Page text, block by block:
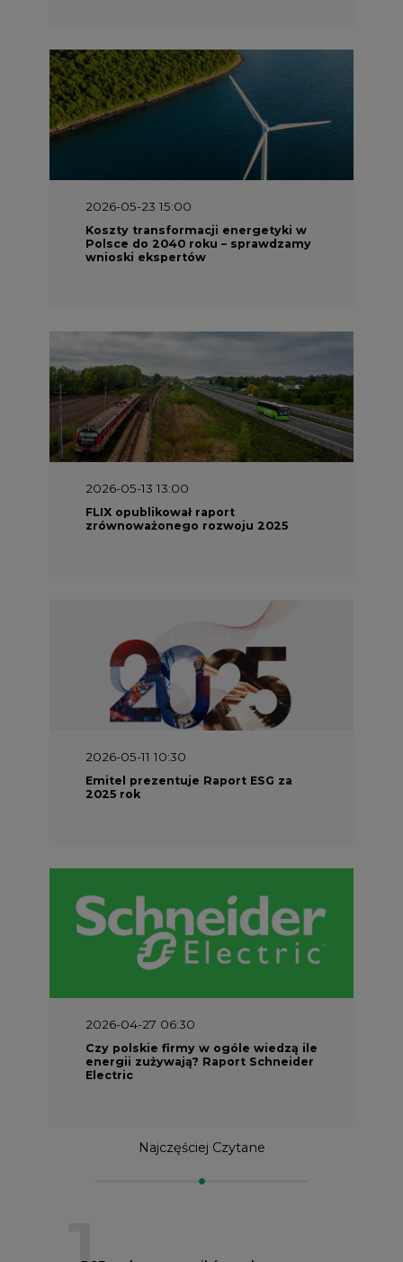
2026-05-23 15:00
Koszty transformacji energetyki w
Polsce do 2040 roku – sprawdzamy
wnioski ekspertów
2026-05-13 13:00
FLIX opublikował raport
zrównoważonego rozwoju 2025
2026-05-11 10:30
Emitel prezentuje Raport ESG za
2025 rok
2026-04-27 06:30
Czy polskie firmy w ogóle wiedzą ile
energii zużywają? Raport Schneider
Electric
Najczęściej Czytane